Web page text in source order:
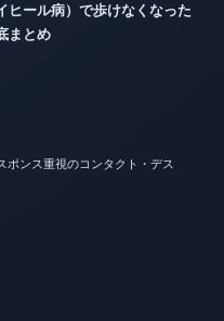
ヒール病）で歩けなくなった
まとめ
ポンス重視のコンタクト・デス